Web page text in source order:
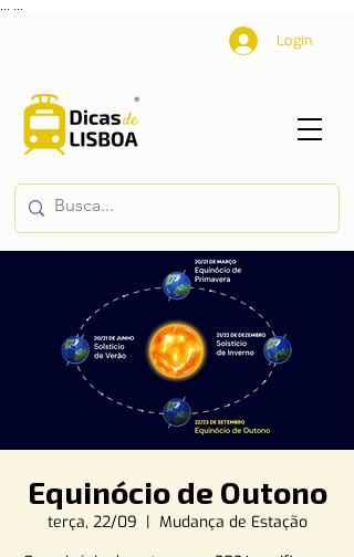
Login
Equinócio de Outono
terça, 22/09
  |
Mudança de Estação